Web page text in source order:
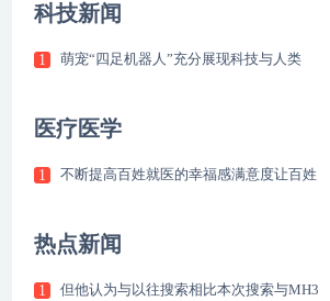
科技新闻
1 萌宠“四足机器人”充分展现科技与人类
医疗医学
1 不断提高百姓就医的幸福感满意度让百姓
热点新闻
1 但他认为与以往搜索相比本次搜索与MH3